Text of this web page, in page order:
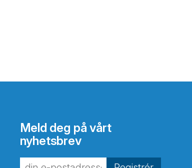
Meld deg på vårt
nyhetsbrev